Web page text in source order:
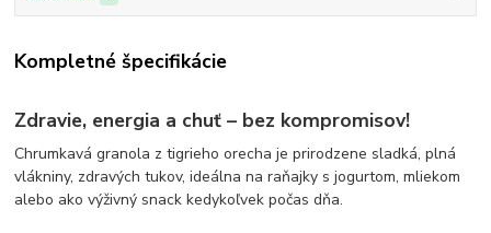
Kompletné špecifikácie
Zdravie, energia a chuť – bez kompromisov!
Chrumkavá granola z tigrieho orecha je prirodzene sladká, plná
vlákniny, zdravých tukov, ideálna na raňajky s jogurtom, mliekom
alebo ako výživný snack kedykoľvek počas dňa.